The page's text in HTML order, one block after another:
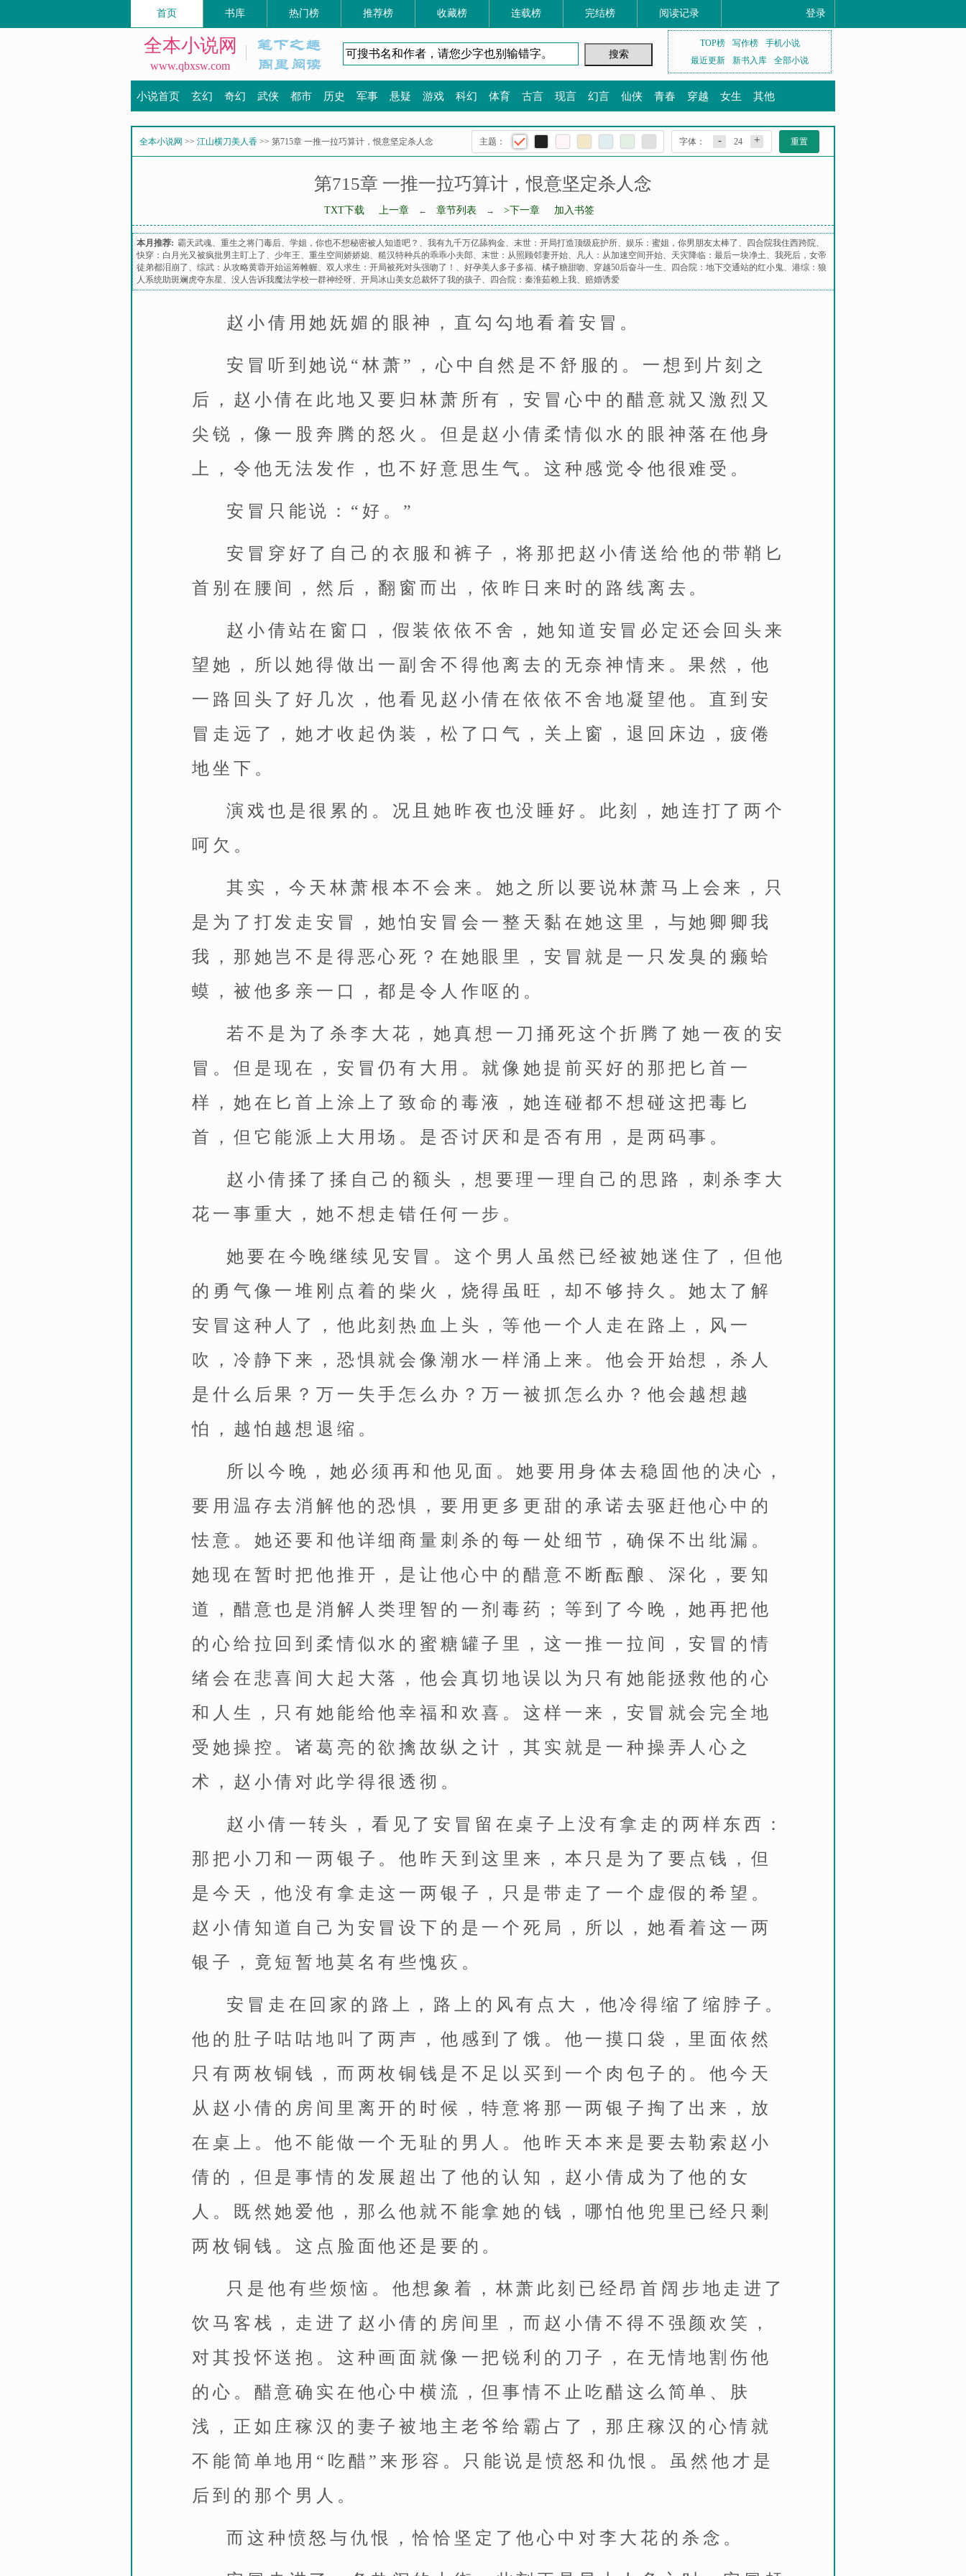
首页 书库 热门榜 推荐榜 收藏榜 连载榜 完结榜 阅读记录 登录
全本小说网
www.qbxsw.com
TOP榜 写作榜
手机小说
最近更新
新书入库 全部小说
小说首页 玄幻 奇幻 武侠 都市 历史 军事 悬疑 游戏 科幻 体育 古言 现言 幻言 仙侠 青春 穿越 女生 其他
全本小说网 >> 江山横刀美人香 >> 第715章 一推一拉巧算计，恨意坚定杀人念 主题： 字体： - 24 + 重置
第715章 一推一拉巧算计，恨意坚定杀人念
TXT下载 上一章 ← 章节列表 → >下一章 加入书签
本月推荐: 霸天武魂、 重生之将门毒后、 学姐，你也不想秘密被人知道吧？ 、 我有九千万亿舔狗金、 末世：开局打造顶级庇护所、 娱乐：蜜姐，你男朋友太棒了 、 四合院我住西跨院、
快穿：白月光又被疯批男主盯上了 、 少年王、 重生空间娇娇媳、 糙汉特种兵的乖乖小夫郎、 末世：从照顾邻妻开始、 凡人：从加速空间开始、 天灾降临：最后一块净土、 我死后，女帝
徒弟都泪崩了 、 综武：从攻略黄蓉开始运筹帷幄、 双人求生：开局被死对头强吻了！ 、 好孕美人多子多福、 橘子糖甜吻、 穿越50后奋斗一生、 四合院：地下交通站的红小鬼、 港综：狼
人系统助斑斓虎夺东星、 没人告诉我魔法学校一群神经呀、 开局冰山美女总裁怀了我的孩子、 四合院：秦淮茹赖上我、 赔婚诱爱
赵小倩用她妩媚的眼神，直勾勾地看着安冒。
安冒听到她说“林萧”，心中自然是不舒服的。一想到片刻之
后，赵小倩在此地又要归林萧所有，安冒心中的醋意就又激烈又
尖锐，像一股奔腾的怒火。但是赵小倩柔情似水的眼神落在他身
上，令他无法发作，也不好意思生气。这种感觉令他很难受。
安冒只能说：“好。”
安冒穿好了自己的衣服和裤子，将那把赵小倩送给他的带鞘匕
首别在腰间，然后，翻窗而出，依昨日来时的路线离去。
赵小倩站在窗口，假装依依不舍，她知道安冒必定还会回头来
望她，所以她得做出一副舍不得他离去的无奈神情来。果然，他
一路回头了好几次，他看见赵小倩在依依不舍地凝望他。直到安
冒走远了，她才收起伪装，松了口气，关上窗，退回床边，疲倦
地坐下。
演戏也是很累的。况且她昨夜也没睡好。此刻，她连打了两个
呵欠。
其实，今天林萧根本不会来。她之所以要说林萧马上会来，只
是为了打发走安冒，她怕安冒会一整天黏在她这里，与她卿卿我
我，那她岂不是得恶心死？在她眼里，安冒就是一只发臭的癞蛤
蟆，被他多亲一口，都是令人作呕的。
若不是为了杀李大花，她真想一刀捅死这个折腾了她一夜的安
冒。但是现在，安冒仍有大用。就像她提前买好的那把匕首一
样，她在匕首上涂上了致命的毒液，她连碰都不想碰这把毒匕
首，但它能派上大用场。是否讨厌和是否有用，是两码事。
赵小倩揉了揉自己的额头，想要理一理自己的思路，刺杀李大
花一事重大，她不想走错任何一步。
她要在今晚继续见安冒。这个男人虽然已经被她迷住了，但他
的勇气像一堆刚点着的柴火，烧得虽旺，却不够持久。她太了解
安冒这种人了，他此刻热血上头，等他一个人走在路上，风一
吹，冷静下来，恐惧就会像潮水一样涌上来。他会开始想，杀人
是什么后果？万一失手怎么办？万一被抓怎么办？他会越想越
怕，越怕越想退缩。
所以今晚，她必须再和他见面。她要用身体去稳固他的决心，
要用温存去消解他的恐惧，要用更多更甜的承诺去驱赶他心中的
怯意。她还要和他详细商量刺杀的每一处细节，确保不出纰漏。
她现在暂时把他推开，是让他心中的醋意不断酝酿、深化，要知
道，醋意也是消解人类理智的一剂毒药；等到了今晚，她再把他
的心给拉回到柔情似水的蜜糖罐子里，这一推一拉间，安冒的情
绪会在悲喜间大起大落，他会真切地误以为只有她能拯救他的心
和人生，只有她能给他幸福和欢喜。这样一来，安冒就会完全地
受她操控。诸葛亮的欲擒故纵之计，其实就是一种操弄人心之
术，赵小倩对此学得很透彻。
赵小倩一转头，看见了安冒留在桌子上没有拿走的两样东西：
那把小刀和一两银子。他昨天到这里来，本只是为了要点钱，但
是今天，他没有拿走这一两银子，只是带走了一个虚假的希望。
赵小倩知道自己为安冒设下的是一个死局，所以，她看着这一两
银子，竟短暂地莫名有些愧疚。
安冒走在回家的路上，路上的风有点大，他冷得缩了缩脖子。
他的肚子咕咕地叫了两声，他感到了饿。他一摸口袋，里面依然
只有两枚铜钱，而两枚铜钱是不足以买到一个肉包子的。他今天
从赵小倩的房间里离开的时候，特意将那一两银子掏了出来，放
在桌上。他不能做一个无耻的男人。他昨天本来是要去勒索赵小
倩的，但是事情的发展超出了他的认知，赵小倩成为了他的女
人。既然她爱他，那么他就不能拿她的钱，哪怕他兜里已经只剩
两枚铜钱。这点脸面他还是要的。
只是他有些烦恼。他想象着，林萧此刻已经昂首阔步地走进了
饮马客栈，走进了赵小倩的房间里，而赵小倩不得不强颜欢笑，
对其投怀送抱。这种画面就像一把锐利的刀子，在无情地割伤他
的心。醋意确实在他心中横流，但事情不止吃醋这么简单、肤
浅，正如庄稼汉的妻子被地主老爷给霸占了，那庄稼汉的心情就
不能简单地用“吃醋”来形容。只能说是愤怒和仇恨。虽然他才是
后到的那个男人。
而这种愤怒与仇恨，恰恰坚定了他心中对李大花的杀念。